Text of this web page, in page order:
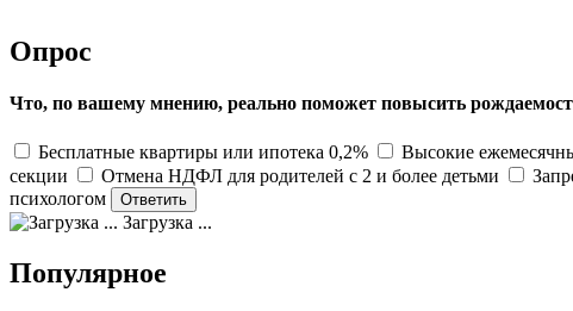
Опрос
Что, по вашему мнению, реально поможет повысить
Бесплатные квартиры или ипотека 0,2% Высокие
секции
Отмена НДФЛ для родителей с 2 и более детьми
психологом
Загрузка ...
Популярное